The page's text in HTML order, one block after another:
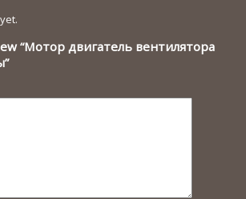
“Мотор двигатель вентилятора